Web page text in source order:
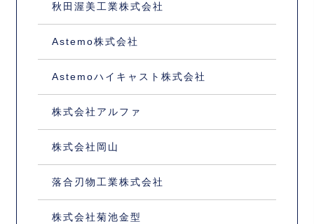
秋田渥美工業株式会社
Astemo株式会社
Astemoハイキャスト株式会社
株式会社アルファ
株式会社岡山
落合刃物工業株式会社
株式会社菊池金型